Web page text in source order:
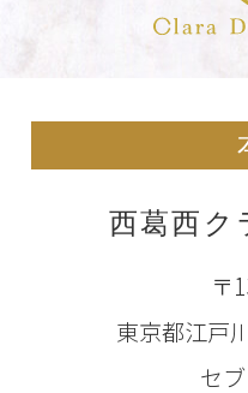
西葛西ク
〒
東京都江戸
セブ